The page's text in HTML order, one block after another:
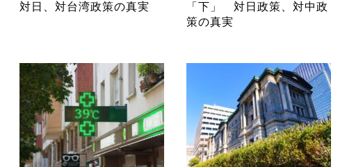
対日、対台湾政策の真実
「下」 対日政策、対中政
策の真実